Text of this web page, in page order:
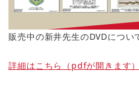
販売中の新井先生のDVDについ
詳細はこちら（pdfが開きます）